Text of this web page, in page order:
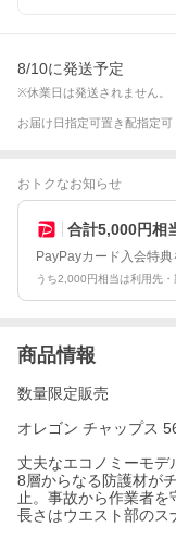
8/10に発送予定
※休業日は発送されません。
お届け日指定可置き配指定可
おトクなお知らせ
合計5,000円相
PayPayカード入会特典
うち2,000円相当は利用先
商品情報
数量限定販売
オレゴン チャップス
丈夫なエコノミーモデ
8層からなる防護材が
止。事故から作業者を
長さはウエスト部のス